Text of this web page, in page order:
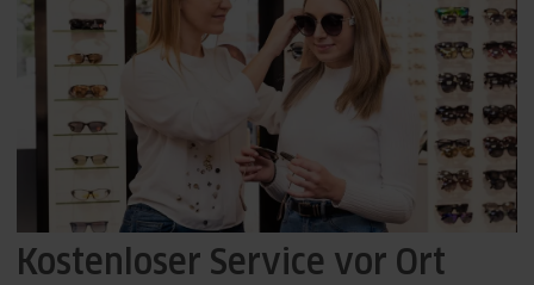
Kostenloser Service vor Ort